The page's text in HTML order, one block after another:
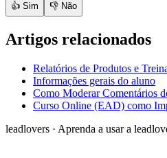
👍 Sim 👎 Não
Artigos relacionados
Relatórios de Produtos e
Informações gerais do aluno
Como Moderar Comentários
Curso Online (EAD) como
leadlovers · Aprenda a usar a